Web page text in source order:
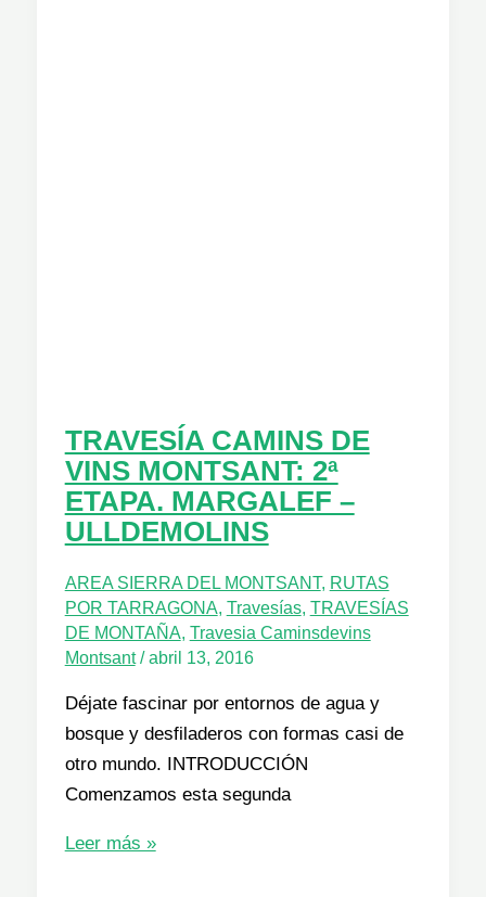
TRAVESÍA CAMINS DE
VINS MONTSANT: 2ª
ETAPA. MARGALEF –
ULLDEMOLINS
AREA SIERRA DEL MONTSANT, RUTAS
POR TARRAGONA, Travesías, TRAVESÍAS
DE MONTAÑA, Travesia Caminsdevins
Montsant/abril 13, 2016
Déjate fascinar por entornos de agua y
bosque y desfiladeros con formas casi de
otro mundo. INTRODUCCIÓN
Comenzamos esta segunda
TRAVESÍA
Leer más »